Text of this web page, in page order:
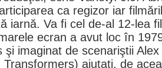
ca regizor iar
iarnă. Va fi cel de-al 12-lea
ecran a avut loc în
şi imaginat de scenariştii
Transformers) ajutaţi, de